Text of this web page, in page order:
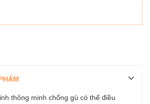
thông minh chống gù có thể điều